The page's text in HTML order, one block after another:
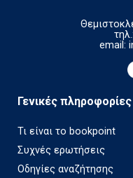
email:
Γενικές πληροφορίες
Τι είναι το bookpoint
Συχνές ερωτήσεις
Οδηγίες αναζήτησης